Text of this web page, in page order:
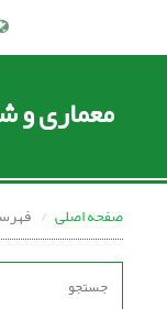
معماری و
صفحه اصلی